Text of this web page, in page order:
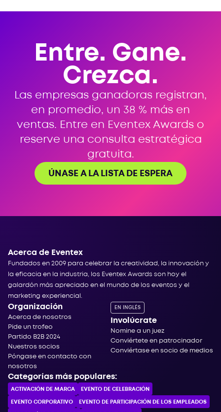
Entre. Gane.
Crezca.
Las empresas ganadoras registran,
en promedio, un 38 % más en
ventas. Entre en Eventex Awards o
reserve una consulta estratégica
gratuita.
ÚNASE A LA LISTA DE ESPERA
Acerca de Eventex
Fundados en 2009 para celebrar la creatividad, la innovación y
la eficacia en la industria, los Eventex Awards son hoy el
galardón más apreciado en el mundo de los eventos y el
marketing experiencial.
Organización
Acerca de nosotros
Pide un trofeo
Partido B2B 2024
Nuestros socios
Póngase en contacto con
nosotros
EN INGLÉS
Involúcrate
Nomine a un juez
Conviértete en patrocinador
Conviértase en socio de medios
Categorías más populares:
ACTIVACIÓN DE MARCA EVENTO DE CELEBRACIÓN
EVENTO CORPORATIVO EVENTO DE PARTICIPACIÓN DE LOS EMPLEADOS